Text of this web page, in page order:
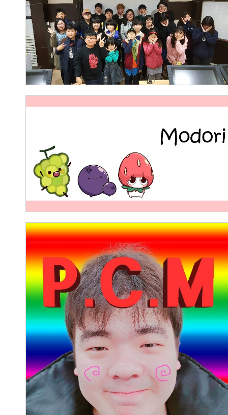
2017.04.03 구자민
모도리 (창업동아리)
2017.04.03 구자민
P. C. M ( Pro CG Masters )
2017.03.28 구자민